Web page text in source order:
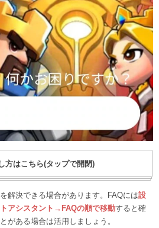
方はこちら(タップで開閉)
解決できる場合があります。FAQには設
アシスタント→FAQの順で移動すると確
がある場合は活用しましょう。